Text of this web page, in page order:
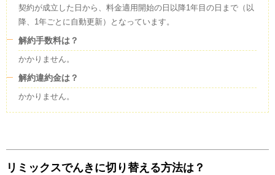
契約が成立した日から、料金適用開始の日以降1年目の日まで（以
降、1年ごとに自動更新）となっています。
解約手数料は？
かかりません。
解約違約金は？
かかりません。
リミックスでんきに切り替える方法は？